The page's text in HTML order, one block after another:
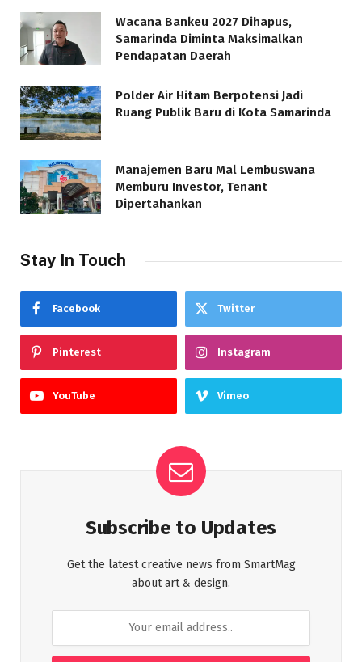
Wacana Bankeu 2027 Dihapus,
Samarinda Diminta Maksimalkan
Pendapatan Daerah
Polder Air Hitam Berpotensi Jadi
Ruang Publik Baru di Kota Samarinda
Manajemen Baru Mal Lembuswana
Memburu Investor, Tenant
Dipertahankan
Stay In Touch
Facebook Twitter
Pinterest Instagram
YouTube Vimeo
Subscribe to Updates
Get the latest creative news from SmartMag
about art & design.